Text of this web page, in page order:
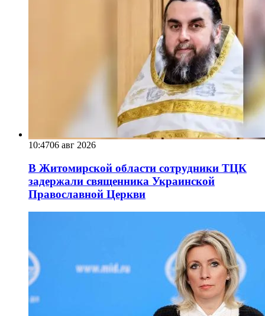
10:4706 авг 2026
В Житомирской области сотрудники ТЦК
задержали священника Украинской
Православной Церкви